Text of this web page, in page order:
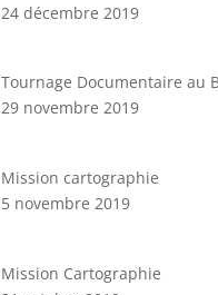
24 décembre 2019
Tournage Documentaire au
29 novembre 2019
Mission cartographie
5 novembre 2019
Mission Cartographie